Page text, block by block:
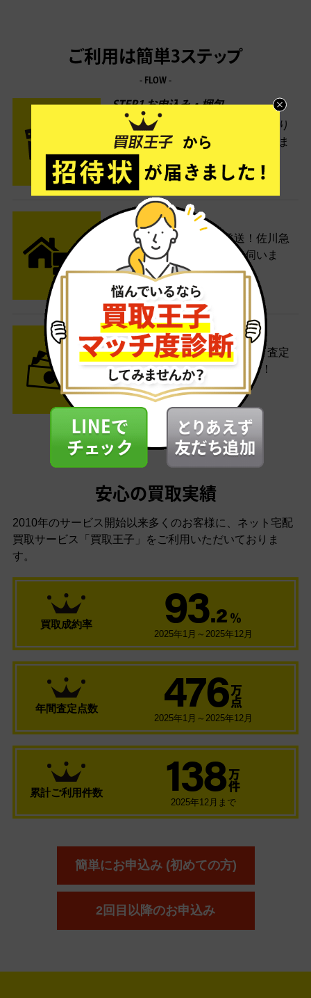
ご利用は簡単3ステップ
- FLOW -
STEP1 お申込み・梱包
ネットでお申込みしたら、箱に売り
たい商品をいろいろ詰めて梱包しま
す。
STEP2 発送
送料無料でご自宅から発送！佐川急
便がご自宅まで引き取りに伺いま
す。
STEP3 ご入金
査定結果はメールでお知らせ。査定
結果がOKなら金額をお支払い！
安心の買取実績
2010年のサービス開始以来多くのお客様に、 ネット宅配
買取サービス「買取王子」をご利用いただいておりま
す。
買取成約率 93.2 ％
2025年1月～2025年12月
年間査定点数 476 万
点
2025年1月～2025年12月
累計ご利用件数 138 万
件
2025年12月まで
簡単にお申込み (初めての方)
2回目以降のお申込み